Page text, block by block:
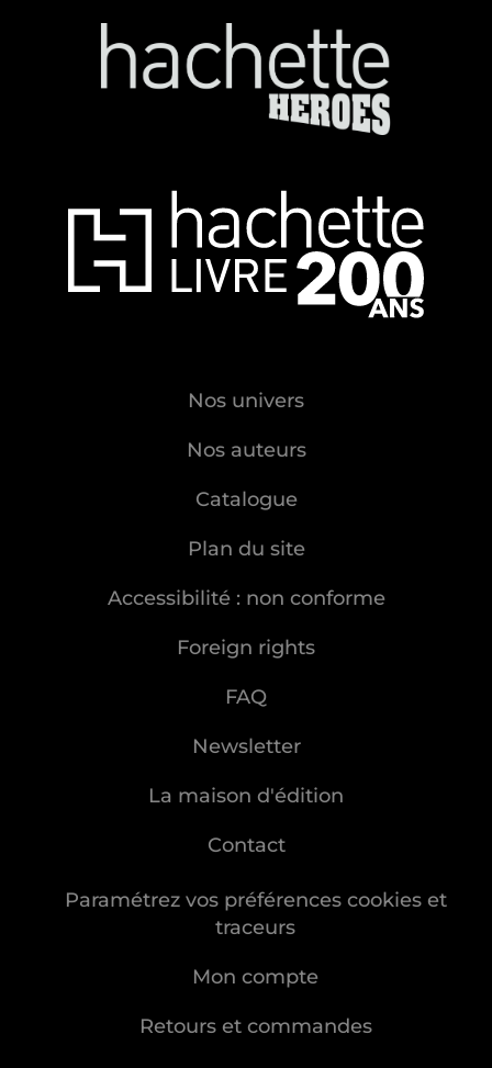
Nos univers
Nos auteurs
Catalogue
Plan du site
Accessibilité : non conforme
Foreign rights
FAQ
Newsletter
La maison d'édition
Contact
Paramétrez vos préférences cookies et
traceurs
Mon compte
Retours et commandes